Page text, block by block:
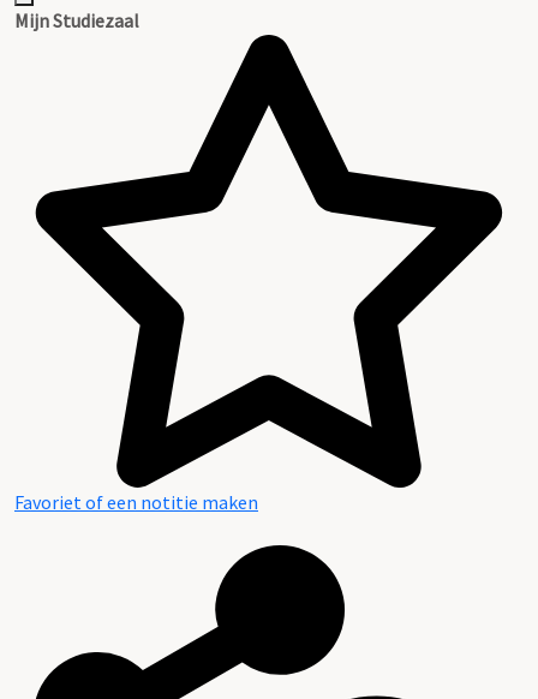
Mijn Studiezaal
Favoriet of een notitie maken